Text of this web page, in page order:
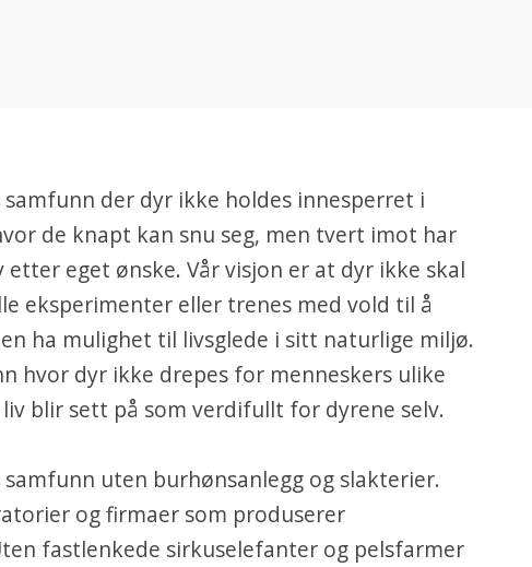
der dyr ikke holdes innesperret i
de knapt kan snu seg, men tvert imot har
eget ønske. Vår visjon er at dyr ikke skal
eksperimenter eller trenes med vold til å
ha mulighet til livsglede i sitt naturlige miljø.
hvor dyr ikke drepes for menneskers ulike
blir sett på som verdifullt for dyrene selv.
uten burhønsanlegg og slakterier.
og firmaer som produserer
fastlenkede sirkuselefanter og pelsfarmer